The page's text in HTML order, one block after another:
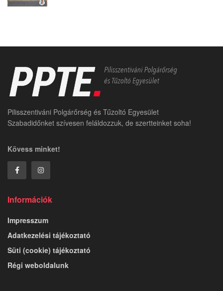
Pilisszentiváni Polgárőrség és Tűzoltó Egyesület
Szabadidőnket szívesen feláldozzuk, de szertteinket soha!
Kövess minket!
Információk
Impresszum
Adatkezelési tájékoztató
Süti (cookie) tájékoztató
Régi weboldalunk